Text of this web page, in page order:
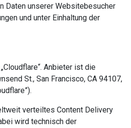
Daten unserer Websitebesucher
und unter Einhaltung der
Anbieter ist die
St., San Francisco, CA 94107,
verteiltes Content Delivery
wird technisch der